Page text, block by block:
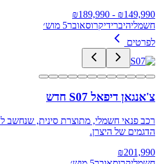
₪149,990
- ₪
189,990
חשמליהיברידיקרוסאובר5 מוש׳
לפרטים
צ'אנגאן דיפאל S07 חדש
רכב פנאי חשמלי, מתוצרת סינית, שנחשב
הדגמים של היצרן.
₪201,990